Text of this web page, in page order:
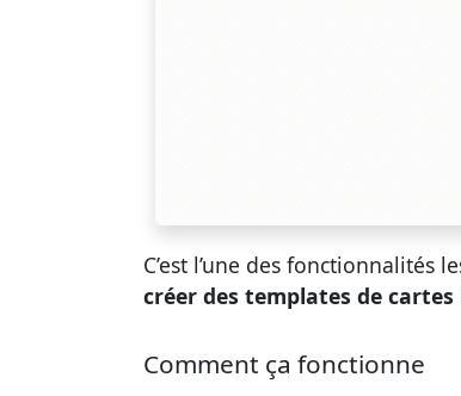
C’est l’une des fonctionnalités
créer des templates de
Comment ça fonctionne